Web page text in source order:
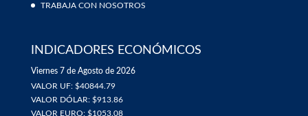
TRABAJA CON NOSOTROS
INDICADORES ECONÓMICOS
Viernes 7 de Agosto de 2026
VALOR UF: $40844.79
VALOR DÓLAR: $913.86
VALOR EURO: $1053.08